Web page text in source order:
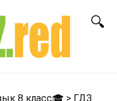
8 класс🎓 > ГДЗ